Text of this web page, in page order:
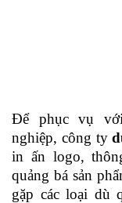
Để phục vụ với
nghiệp, công ty
in ấn logo,
quảng bá sản
gặp các loại dù